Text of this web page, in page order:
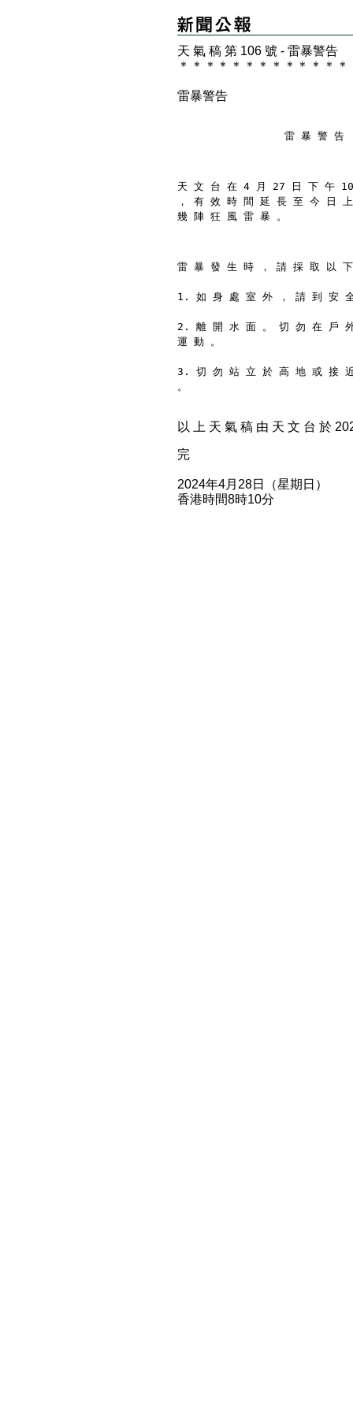
天 氣 稿 第 106 號 - 雷暴警告
＊
＊ ＊ ＊ ＊ ＊ ＊ ＊ ＊ ＊ ＊ ＊ ＊
雷暴警告
                 雷 暴 警 告
天 文 台 在 4 月 27 日 下 午
， 有 效 時 間 延 長 至 今 日
幾 陣 狂 風 雷 暴 。
雷 暴 發 生 時 ， 請 採 取 以
1. 如 身 處 室 外 ， 請 到 安
2. 離 開 水 面 。 切 勿 在 戶
運 動 。
3. 切 勿 站 立 於 高 地 或 接
。
以 上 天 氣 稿 由 天 文 台 於
完
2024年4月28日（星期日）
香港時間8時10分